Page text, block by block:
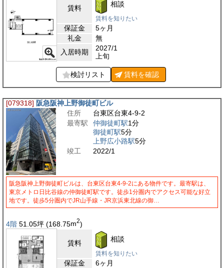
賃料 相談
賃料を知りたい
保証金
5ヶ月
礼金
無
入居時期
2027/1
上旬
検討リスト 賃料を確認
[079318] 阪急阪神上野御徒町ビル
住所
台東区台東4-9-2
最寄駅
仲御徒町駅1分
御徒町駅5分
上野広小路駅5分
竣工
2022/1
阪急阪神上野御徒町ビルは、台東区台東4-9-2にある物件です。最寄駅は、
東京メトロ日比谷線の仲御徒町駅です。徒歩1分圏内でアクセス可能な好立
地です。徒歩5分圏内でJR山手線・JR京浜東北線の御…
4階 51.05坪 (168.75m2)
賃料 相談
賃料を知りたい
保証金
6ヶ月